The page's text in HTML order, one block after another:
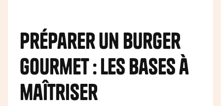
Préparer un burger
gourmet : les bases à
maîtriser